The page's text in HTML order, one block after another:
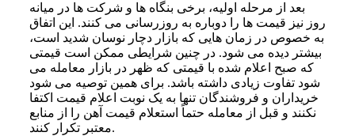
بعد از مرحله اولیه، برخی بنگاه ها و شرکت ها در میانه
روز نیز قیمت ها را دوباره به روزرسانی می کنند. این اتفاق
به خصوص در زمان هایی که بازار دچار نوسان شدید است،
بیشتر دیده می شود. در چنین شرایطی ممکن است قیمتی
که صبح اعلام شده با قیمتی که ظهر در بازار معامله می
شود تفاوت زیادی داشته باشد. برای همین توصیه می شود
خریداران و فروشندگان تنها به یک نوبت اعلام قیمت اکتفا
نکنند و قبل از معامله حتماً استعلام قیمت آهن را از منابع
معتبر تکرار کنند.